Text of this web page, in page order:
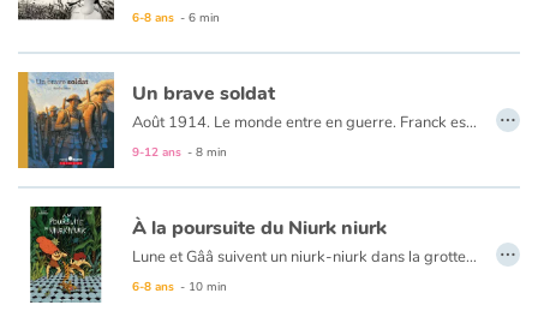
6-8 ans - 6 min
Un brave soldat
Août 1914. Le monde entre en guerre. Franck est fier de s'engager, avec son ami Mario. Ils seront de retour pour Noël, c'est sûr ! En avant pour l'aventure. Après l'entraînement en Angleterre, ce sont les champs de bataille du nord de la France, les tranchées, l'offensive : en un mot, l'enfer !
9-12 ans - 8 min
…
À la poursuite du Niurk niurk
Lune et Gââ suivent un niurk-niurk dans la grotte du temps. Ils y croiseront une momie et un mastodonte, La Fontaine, Napoléon, Vercingétorix…
6-8 ans - 10 min
…